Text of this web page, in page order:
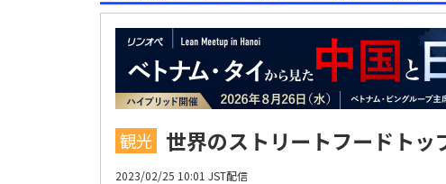
観光 世界のストリートフードト
2023/02/25 10:01 JST配信